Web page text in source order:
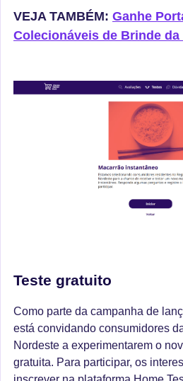
VEJA TAMBÉM: Ganhe
Colecionáveis de Brinde da
Teste gratuito
Como parte da campanha de
está convidando consumidores
Nordeste a experimentarem o
gratuita. Para participar, os